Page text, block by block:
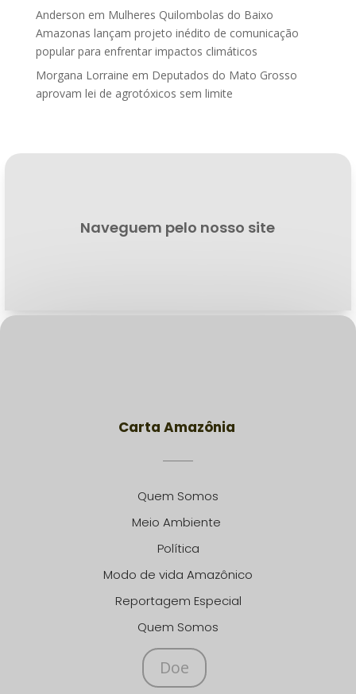
Anderson em Mulheres Quilombolas do Baixo
Amazonas lançam projeto inédito de comunicação
popular para enfrentar impactos climáticos
Morgana Lorraine em Deputados do Mato Grosso
aprovam lei de agrotóxicos sem limite
Naveguem pelo nosso site
Carta Amazônia
Quem Somos
Meio Ambiente
Política
Modo de vida Amazônico
Reportagem Especial
Quem Somos
Doe